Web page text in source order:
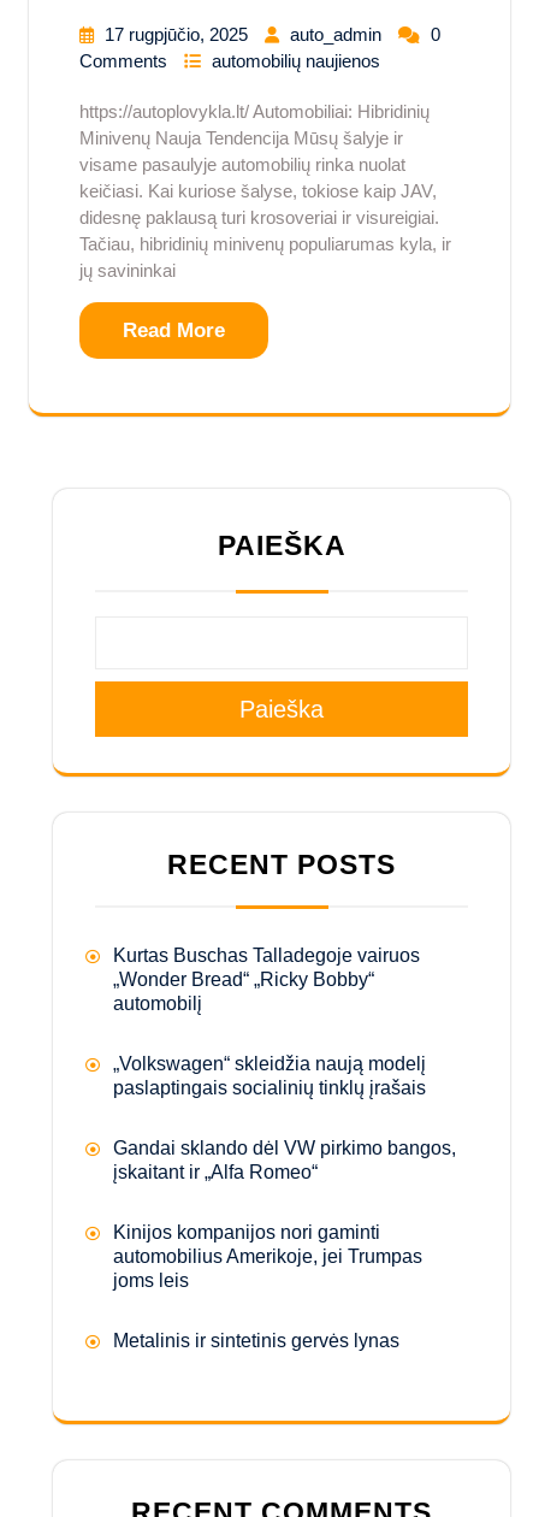
17 rugpjūčio, 2025 auto_admin
0
Comments
automobilių naujienos
https://autoplovykla.lt/ Automobiliai: Hibridinių
Minivenų Nauja Tendencija Mūsų šalyje ir
visame pasaulyje automobilių rinka nuolat
keičiasi. Kai kuriose šalyse, tokiose kaip JAV,
didesnę paklausą turi krosoveriai ir visureigiai.
Tačiau, hibridinių minivenų populiarumas kyla, ir
jų savininkai
Read More
PAIEŠKA
Paieška
RECENT POSTS
Kurtas Buschas Talladegoje vairuos
„Wonder Bread“ „Ricky Bobby“
automobilį
„Volkswagen“ skleidžia naują modelį
paslaptingais socialinių tinklų įrašais
Gandai sklando dėl VW pirkimo bangos,
įskaitant ir „Alfa Romeo“
Kinijos kompanijos nori gaminti
automobilius Amerikoje, jei Trumpas
joms leis
Metalinis ir sintetinis gervės lynas